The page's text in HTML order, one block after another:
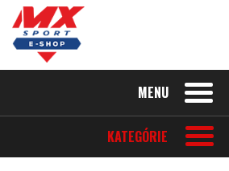
MENU
KATEGÓRIE